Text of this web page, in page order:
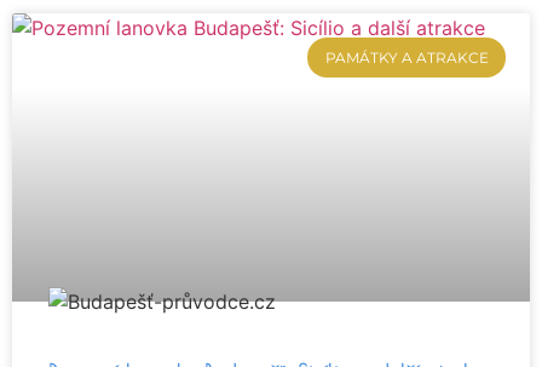
PAMÁTKY A ATRAKCE